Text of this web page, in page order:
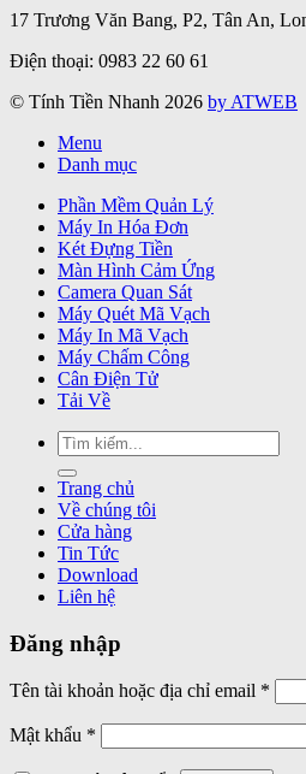
17 Trương Văn Bang, P2, Tân An,
Điện thoại: 0983 22 60 61
© Tính Tiền Nhanh 2026 by ATWEB
Menu
Danh mục
Phần Mềm Quản Lý
Máy In Hóa Đơn
Két Đựng Tiền
Màn Hình Cảm Ứng
Camera Quan Sát
Máy Quét Mã Vạch
Máy In Mã Vạch
Máy Chấm Công
Cân Điện Tử
Tải Về
Tìm
kiếm:
Trang chủ
Về chúng tôi
Cửa hàng
Tin Tức
Download
Liên hệ
Đăng nhập
Tên tài khoản hoặc địa chỉ email *
buộc
Mật khẩu *
buộc